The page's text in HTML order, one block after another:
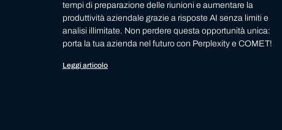
tempi di preparazione delle riunioni e aumentare la
produttività aziendale grazie a risposte AI senza limiti e
analisi illimitate. Non perdere questa opportunità unica:
porta la tua azienda nel futuro con Perplexity e COMET!
Leggi articolo